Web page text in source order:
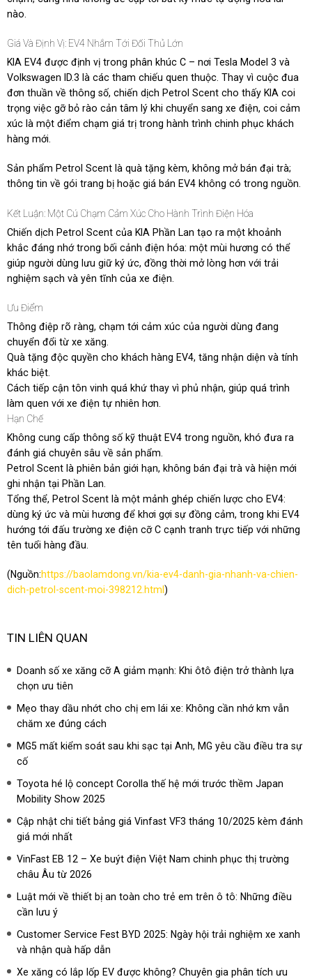
nào.
Giá Và Định Vị: EV4 Nhắm Tới Đối Thủ Lớn
KIA EV4 được định vị trong phân khúc C – nơi Tesla Model 3 và
Volkswagen ID.3 là các tham chiếu quen thuộc. Thay vì cuộc đua
đơn thuần về thông số, chiến dịch Petrol Scent cho thấy KIA coi
trọng việc gỡ bỏ rào cản tâm lý khi chuyển sang xe điện, coi cảm
xúc là một điểm chạm giá trị trong hành trình chinh phục khách
hàng mới.
Sản phẩm Petrol Scent là quà tặng kèm, không mở bán đại trà;
thông tin về gói trang bị hoặc giá bán EV4 không có trong nguồn.
Kết Luận: Một Cú Chạm Cảm Xúc Cho Hành Trình Điện Hóa
Chiến dịch Petrol Scent của KIA Phần Lan tạo ra một khoảnh
khắc đáng nhớ trong bối cảnh điện hóa: một mùi hương có thể
giúp người dùng lưu giữ ký ức, đồng thời mở lòng hơn với trải
nghiệm sạch và yên tĩnh của xe điện.
Ưu Điểm
Thông điệp rõ ràng, chạm tới cảm xúc của người dùng đang
chuyển đổi từ xe xăng.
Quà tặng độc quyền cho khách hàng EV4, tăng nhận diện và tính
khác biệt.
Cách tiếp cận tôn vinh quá khứ thay vì phủ nhận, giúp quá trình
làm quen với xe điện tự nhiên hơn.
Hạn Chế
Không cung cấp thông số kỹ thuật EV4 trong nguồn, khó đưa ra
đánh giá chuyên sâu về sản phẩm.
Petrol Scent là phiên bản giới hạn, không bán đại trà và hiện mới
ghi nhận tại Phần Lan.
Tổng thể, Petrol Scent là một mảnh ghép chiến lược cho EV4:
dùng ký ức và mùi hương để khơi gợi sự đồng cảm, trong khi EV4
hướng tới đấu trường xe điện cỡ C cạnh tranh trực tiếp với những
tên tuổi hàng đầu.
(Nguồn:https://baolamdong.vn/kia-ev4-danh-gia-nhanh-va-chien-
dich-petrol-scent-moi-398212.html)
TIN LIÊN QUAN
Doanh số xe xăng cỡ A giảm mạnh: Khi ôtô điện trở thành lựa
chọn ưu tiên
Mẹo thay dầu nhớt cho chị em lái xe: Không cần nhớ km vẫn
chăm xe đúng cách
MG5 mất kiểm soát sau khi sạc tại Anh, MG yêu cầu điều tra sự
cố
Toyota hé lộ concept Corolla thế hệ mới trước thềm Japan
Mobility Show 2025
Cập nhật chi tiết bảng giá Vinfast VF3 tháng 10/2025 kèm đánh
giá mới nhất
VinFast EB 12 – Xe buýt điện Việt Nam chinh phục thị trường
châu Âu từ 2026
Luật mới về thiết bị an toàn cho trẻ em trên ô tô: Những điều
cần lưu ý
Customer Service Fest BYD 2025: Ngày hội trải nghiệm xe xanh
và nhận quà hấp dẫn
Xe xăng có lắp lốp EV được không? Chuyên gia phân tích ưu